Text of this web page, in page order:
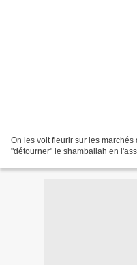
On les voit fleurir sur les
"détourner" le shamballah en